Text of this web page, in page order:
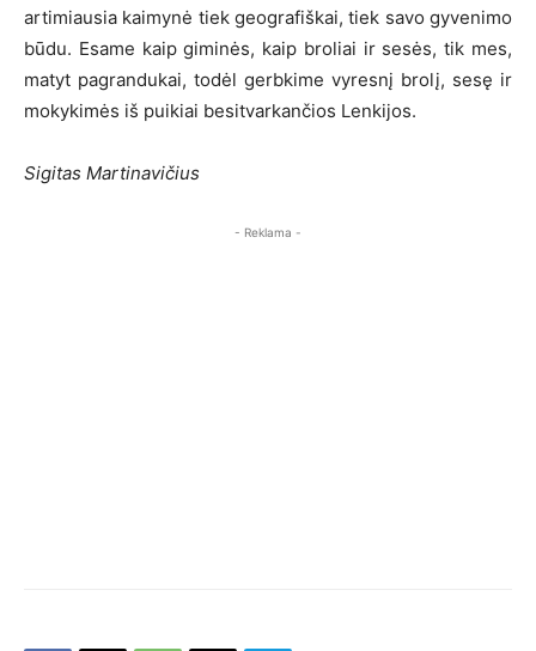
artimiausia kaimynė tiek geografiškai, tiek savo gyvenimo
būdu. Esame kaip giminės, kaip broliai ir sesės, tik mes,
matyt pagrandukai, todėl gerbkime vyresnį brolį, sesę ir
mokykimės iš puikiai besitvarkančios Lenkijos.
Sigitas Martinavičius
- Reklama -